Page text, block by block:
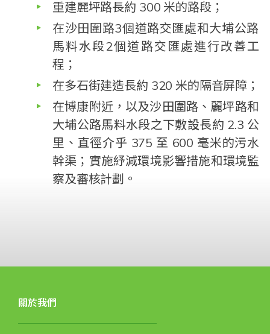
重建麗坪路長約 300 米的路段；
在沙田圍路3個道路交匯處和大埔公路
馬料水段2個道路交匯處進行改善工
程；
在多石街建造長約 320 米的隔音屏障；
在博康附近，以及沙田圍路、麗坪路和
大埔公路馬料水段之下敷設長約 2.3 公
里、直徑介乎 375 至 600 毫米的污水
幹渠；實施紓減環境影響措施和環境監
察及審核計劃。
關於我們